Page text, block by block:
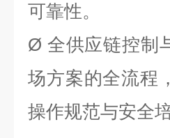
可靠性。
Ø 全供应链控制
场方案的全流程
操作规范与安全培